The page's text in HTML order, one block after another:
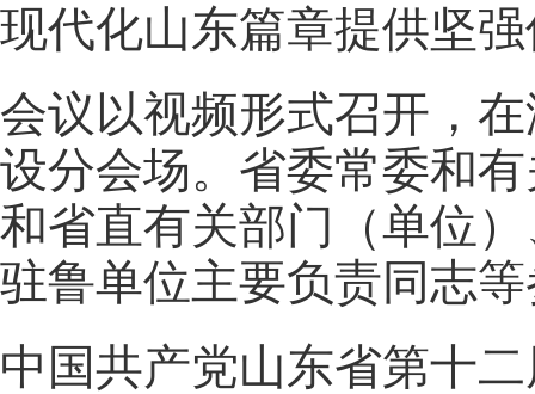
现代化山东篇章提供坚
会议以视频形式召开，
设分会场。省委常委和
和省直有关部门（单位
驻鲁单位主要负责同志
中国共产党山东省第十